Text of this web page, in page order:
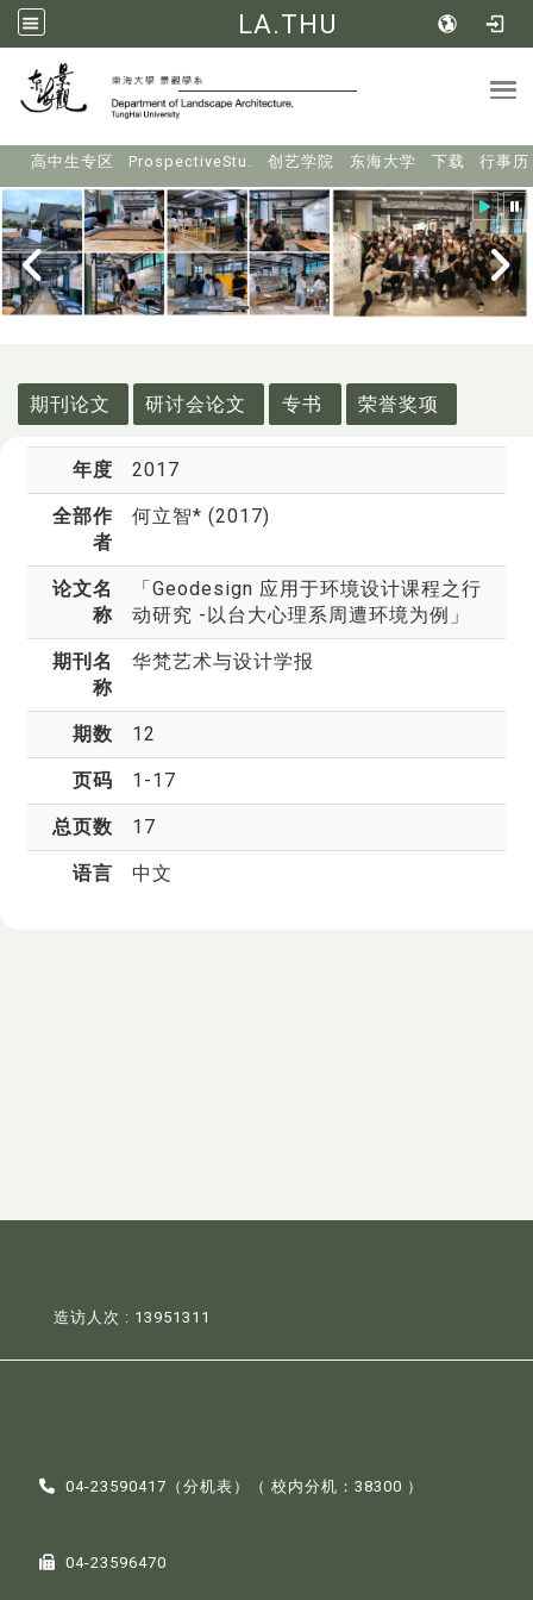
LA.THU
高中生专区 ProspectiveStu. 创艺学院 东海大学 下载 行事历
期刊论文
研讨会论文 专书 荣誉奖项
年度 2017
全部作
者
何立智* (2017)
论文名
称
「Geodesign 应用于环境设计课程之行
动研究 -以台大心理系周遭环境为例」
期刊名
称
华梵艺术与设计学报
期数 12
页码 1-17
总页数 17
语言 中文
造访人次 : 13951311
04-23590417（分机表 ）（ 校内分机：38300 ）
04-23596470